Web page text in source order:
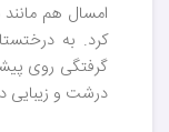
امسال هم
کرد. به
گرفتگی روی
درشت و زیبایی